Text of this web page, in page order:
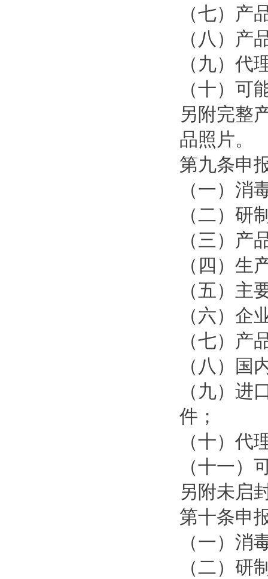
（七）产
（八）产
（九）代
（十）可
另附完整
品照片。
第九条申
（一）消
（二）研
（三）产
（四）生
（五）主
（六）企
（七）产
（八）国
（九）
件；
（十）代
（十一）
另附未启
第十条申
（一）消
（二）研